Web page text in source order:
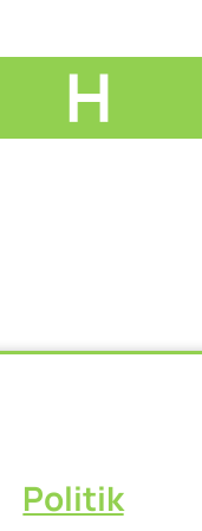
Politik